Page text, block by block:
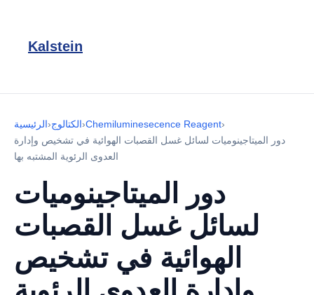
Kalstein
الرئيسية›الكتالوج›Chemiluminesecence Reagent›
دور الميتاجينوميات لسائل غسل القصبات الهوائية في تشخيص وإدارة
العدوى الرئوية المشتبه بها
دور الميتاجينوميات
لسائل غسل القصبات
الهوائية في تشخيص